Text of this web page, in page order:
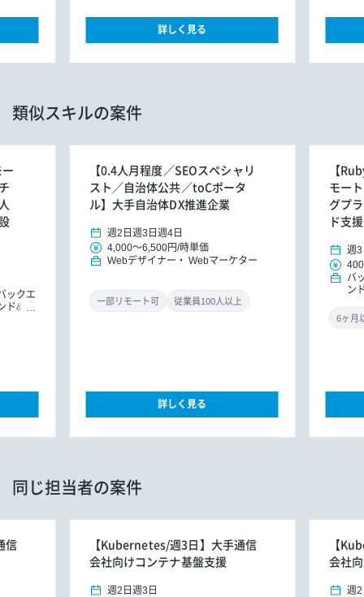
詳しく見る
類似スキルの案件
ックエ
ド&バ
【0.4人月程度／SEOスペシャリ
スト／自治体公共／toCポータ
ル】大手自治体DX推進企業
週2日 週3日 週4日
4,000～6,500円/時単価
Webデザイナー
Webマーケター
一部リモート可 従業員100人以上
詳しく見る
【
モー
グプ
ド支援
週3
バ
ン
同じ担当者の案件
信
【Kubernetes/週3日】大手通信
会社向けコンテナ基盤支援
週2日 週3日
【
会社
週2